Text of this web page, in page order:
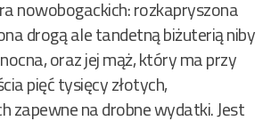
nowobogackich: rozkapryszona
drogą ale tandetną biżuterią niby
oraz jej mąż, który ma przy
pięć tysięcy złotych,
zapewne na drobne wydatki. Jest